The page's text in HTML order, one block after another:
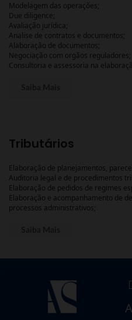
Modelagem das operações;
Due diligence;
Avaliação jurídica;
Analise de contratos e documentos;
Alaboração de documentos;
Negociação com orgãos reguladores;
Consultoria e assessoria na
Tributários
Elaboração de planejamentos,
Auditoria legal e de procedimentos
Elaboração de pedidos de regimes
Elaboração e acompanhamento de
processos administrativos;